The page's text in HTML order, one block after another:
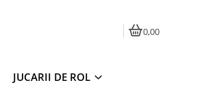
0,00
JUCARII DE ROL